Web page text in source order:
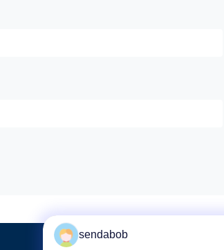
sendabob